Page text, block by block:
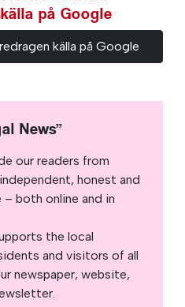
på Google
källa på Google
News”
our readers from
honest and
both online and in
the local
and visitors of all
newspaper, website,